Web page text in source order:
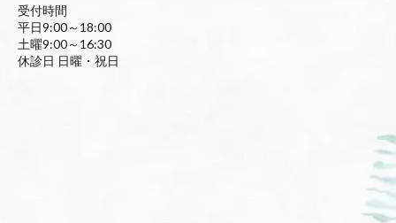
受付時間
平日9:00～18:00
土曜9:00～16:30
休診日 日曜・祝日